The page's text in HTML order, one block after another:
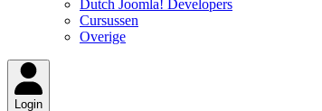
Dutch Joomla! Developers
Cursussen
Overige
Login